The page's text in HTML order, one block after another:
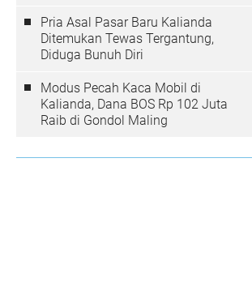
Pria Asal Pasar Baru Kalianda
Ditemukan Tewas Tergantung,
Diduga Bunuh Diri
Modus Pecah Kaca Mobil di
Kalianda, Dana BOS Rp 102 Juta
Raib di Gondol Maling